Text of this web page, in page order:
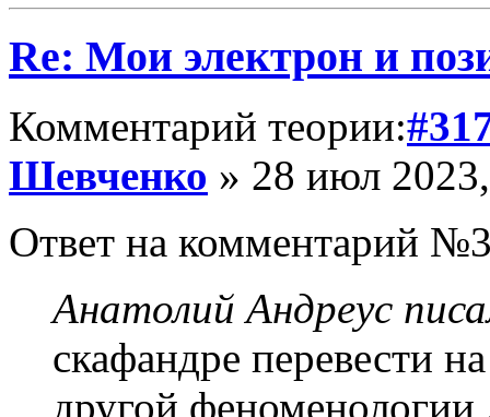
Re: Мои электрон и
Комментарий теории:
Шевченко » 28 июл
Ответ на комментарий
Анатолий Андреус
скафандре перевести
другой феноменологии